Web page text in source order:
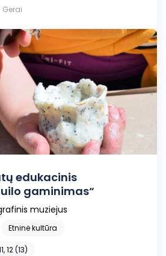
gaminimas“
muziejus
Etninė kultūra
12 (13)